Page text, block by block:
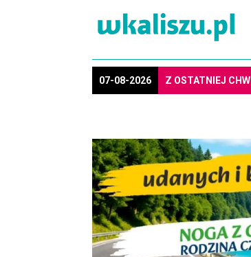
07-08-2026 Z OSTATNIEJ